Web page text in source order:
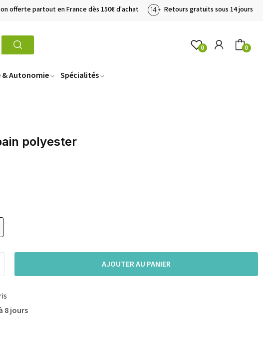
offerte partout en France dès 150€ d'achat Retours gratuits sous 14 jours
0 0
& Autonomie Spécialités
polyester
AJOUTER AU PANIER
8 jours